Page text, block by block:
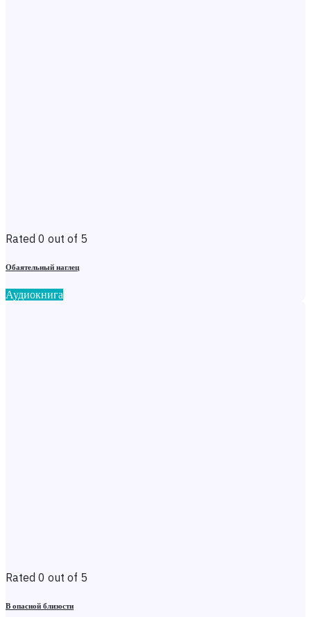
Rated 0 out of 5
Обаятельный наглец
Аудиокнига
Rated 0 out of 5
В опасной близости